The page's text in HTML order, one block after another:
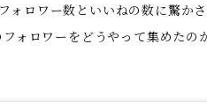
ォロワー数といいねの数に驚か
ォロワーをどうやって集めたの